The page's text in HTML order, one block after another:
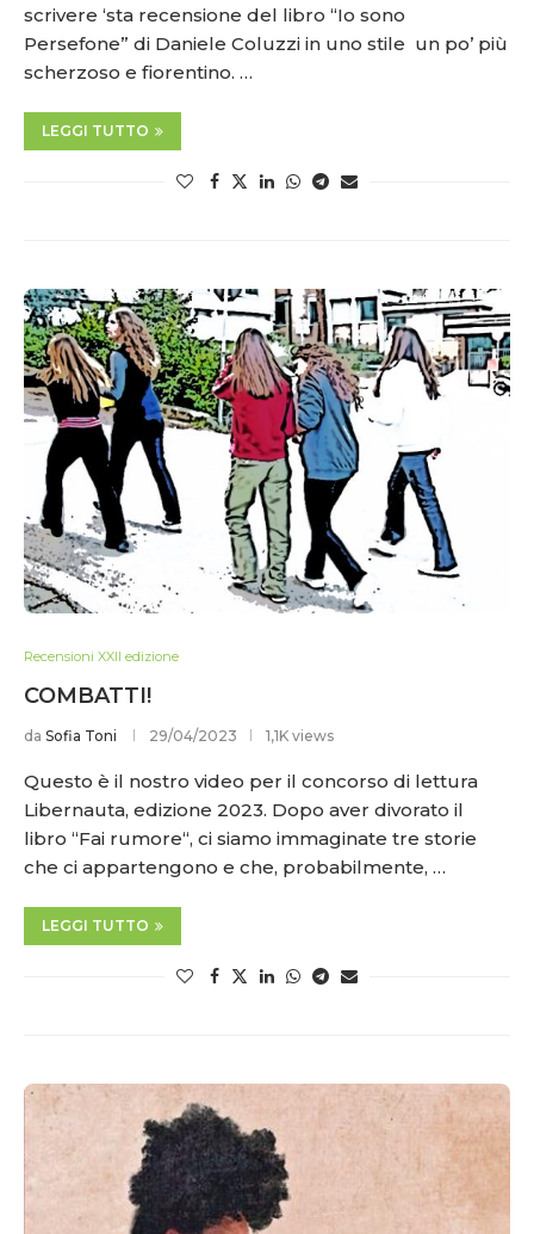
scrivere ‘sta recensione del libro “Io sono
Persefone” di Daniele Coluzzi in uno stile un po’ più
scherzoso e fiorentino. …
LEGGI TUTTO
Recensioni XXII edizione
COMBATTI!
da Sofia Toni 29/04/2023 1,1K views
Questo è il nostro video per il concorso di lettura
Libernauta, edizione 2023. Dopo aver divorato il
libro “Fai rumore“, ci siamo immaginate tre storie
che ci appartengono e che, probabilmente, …
LEGGI TUTTO